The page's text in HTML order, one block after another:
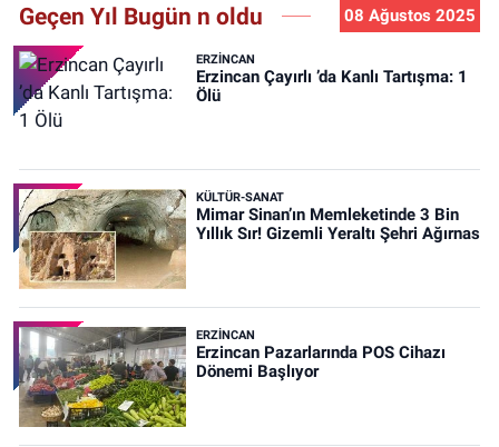
Geçen Yıl Bugün n oldu 08 Ağustos 2025
ERZINCAN
Erzincan Çayırlı ’da Kanlı Tartışma: 1
Ölü
KÜLTÜR-SANAT
Mimar Sinan’ın Memleketinde 3 Bin
Yıllık Sır! Gizemli Yeraltı Şehri Ağırnas
ERZINCAN
Erzincan Pazarlarında POS Cihazı
Dönemi Başlıyor